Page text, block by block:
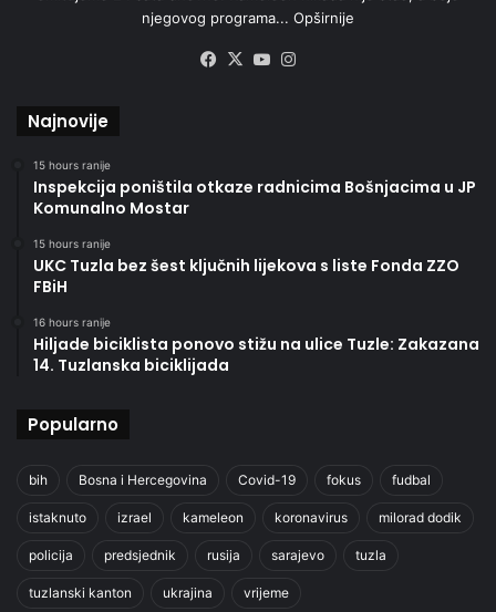
njegovog programa... Opširnije
Facebook
X YouTube
Najnovije
15 hours ranije
Inspekcija poništila otkaze radnicima Bošnjacima u JP
Komunalno Mostar
15 hours ranije
UKC Tuzla bez šest ključnih lijekova s liste Fonda ZZO
FBiH
16 hours ranije
Hiljade biciklista ponovo stižu na ulice Tuzle: Zakazana
14. Tuzlanska biciklijada
Popularno
bih Bosna i Hercegovina Covid-19 fokus fudbal
istaknuto izrael kameleon koronavirus milorad dodik
policija predsjednik rusija sarajevo tuzla
tuzlanski kanton ukrajina vrijeme